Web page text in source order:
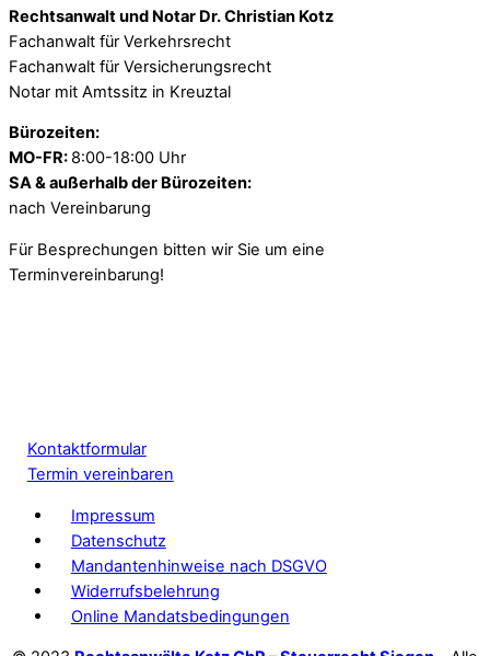
Rechtsanwalt und Notar Dr. Christian Kotz
Fachanwalt für Verkehrsrecht
Fachanwalt für Versicherungsrecht
Notar mit Amtssitz in Kreuztal
Bürozeiten:
MO-FR: 8:00-18:00 Uhr
SA & außerhalb der Bürozeiten:
nach Vereinbarung
Für Besprechungen bitten wir Sie um eine
Terminvereinbarung!
Kontaktformular
Termin vereinbaren
Impressum
Datenschutz
Mandantenhinweise nach DSGVO
Widerrufsbelehrung
Online Mandatsbedingungen